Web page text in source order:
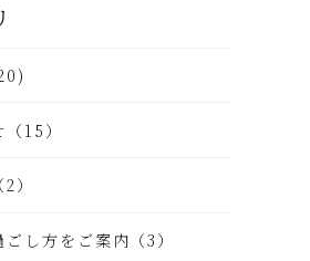
15）
）
し方をご案内（3）